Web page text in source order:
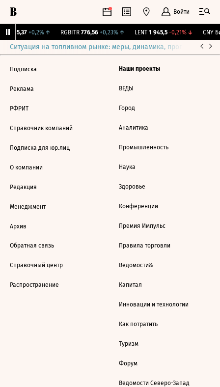
Войти
115,37 +0,2%↑ RGBITR 776,56 +0,23%↑ LENT 1 945,5 -0,21%↓ CNY
Ситуация на топливном рынке: меры, динамика, прогнозы
Подписка
Реклама
РФРИТ
Справочник компаний
Подписка для юр.лиц
О компании
Редакция
Менеджмент
Архив
Обратная связь
Справочный центр
Распространение
Наши проекты
ВЕДЫ
Город
Аналитика
Промышленность
Наука
Здоровье
Конференции
Премия Импульс
Правила торговли
Ведомости&
Капитал
Инновации и технологии
Как потратить
Туризм
Форум
Ведомости Северо-Запад